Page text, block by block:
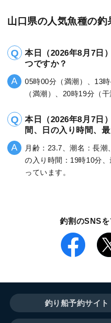
山口県の人気魚種の釣
本日（2026年8月7日
つですか？
05時00分（満潮）、13
（満潮）、20時19分（干
本日（2026年8月7日
間、日の入り時間、
月齢：23.7、潮名：長
の入り時間：19時10分
っています。
釣割のSNS
釣り船予約サイ